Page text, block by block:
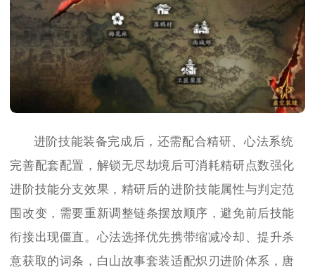
进阶技能装备完成后，还需配合精研、心法系统
完善配套配置，解锁无尽劫境后可消耗精研点数强化
进阶技能分支效果，精研后的进阶技能属性与判定范
围改变，需要重新调整链条摆放顺序，避免前后技能
衔接出现僵直。心法选择优先携带缩减冷却、提升杀
意获取的词条，白山故事套装适配炽刃进阶体系，唐